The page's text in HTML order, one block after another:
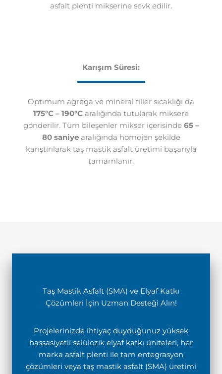
asfalt plenti mikserine sevk edilir.
Karışım Süresi:
Optimum agrega ve mineral filler sıcaklığı da
175°C – 190°C aralığında tutularak miksere
gönderilir. Tüm bileşenler mikser içerisinde 65 –
80 saniyearalığında homojen şekilde
karıştırılarak taş mastik asfalt üretimi başarıyla
tamamlanır.
Taş Mastik Asfalt (SMA) ve Elyaf Katkı
Çözümleri İçin Uzman Desteği Alın!
Projelerinizde ihtiyaç duyduğunuz yüksek
hassasiyetli selülozik elyaf katkı üniteleri, her
marka asfalt plenti ile tam entegrasyon
çözümleri veya taş mastik asfalt (SMA) üretimi